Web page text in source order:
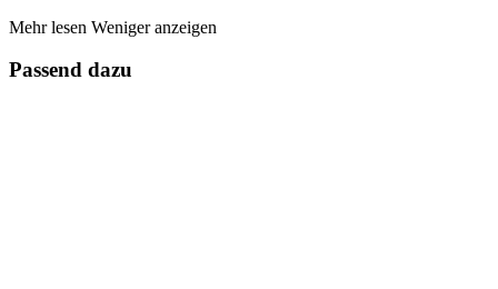
Mehr lesen Weniger anzeigen
Passend dazu